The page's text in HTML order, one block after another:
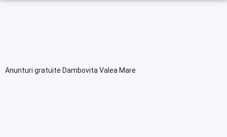
Anunturi gratuite Dambovita Valea Mare